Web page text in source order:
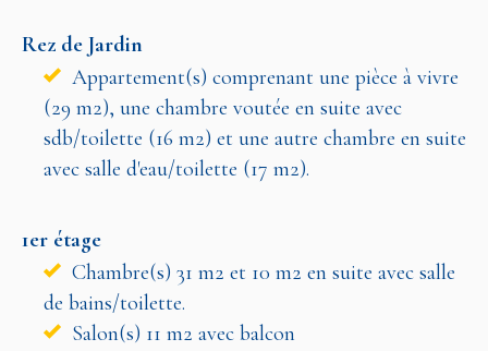
Rez de Jardin
Appartement(s) comprenant une pièce à vivre
(29 m2), une chambre voutée en suite avec
sdb/toilette (16 m2) et une autre chambre en suite
avec salle d'eau/toilette (17 m2).
1er étage
Chambre(s) 31 m2 et 10 m2 en suite avec salle
de bains/toilette.
Salon(s) 11 m2 avec balcon